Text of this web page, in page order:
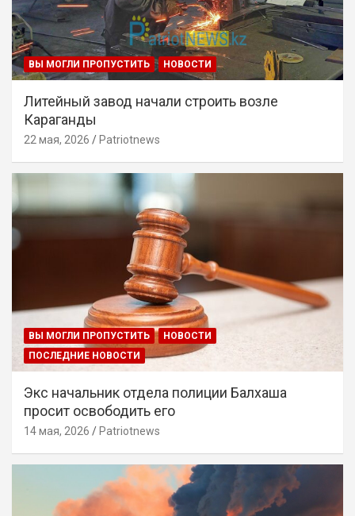
ВЫ МОГЛИ ПРОПУСТИТЬ НОВОСТИ
Литейный завод начали строить возле
Караганды
22 мая, 2026 Patriotnews
ВЫ МОГЛИ ПРОПУСТИТЬ
НОВОСТИ
ПОСЛЕДНИЕ НОВОСТИ
Экс начальник отдела полиции Балхаша
просит освободить его
14 мая, 2026 Patriotnews